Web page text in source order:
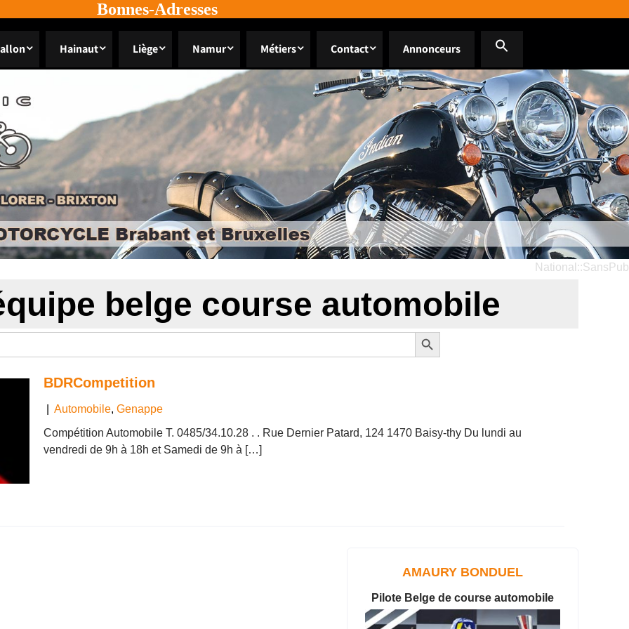
Bonnes-Adresses
Hainaut Liège Namur Métiers Contact Annonceurs
National::SansPub
belge course automobile
Search Button
BDRCompetition
Automobile, Genappe
Compétition Automobile T. 0485/34.10.28 . . Rue Dernier Patard, 124 1470 Baisy-thy Du lundi au
vendredi de 9h à 18h et Samedi de 9h à […]
AMAURY BONDUEL
Pilote Belge de course automobile